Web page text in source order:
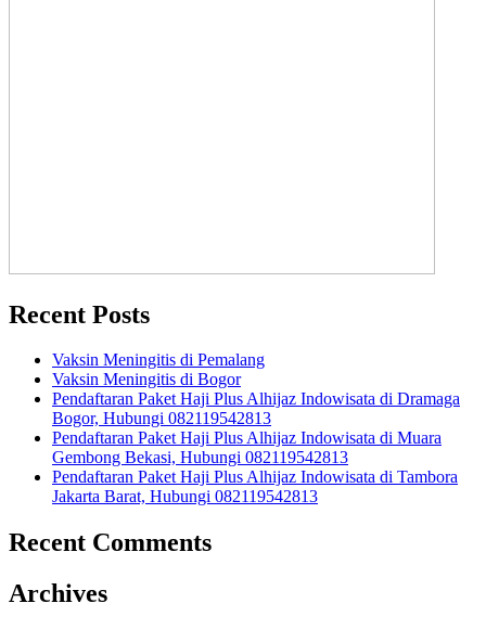
Recent Posts
Vaksin Meningitis di Pemalang
Vaksin Meningitis di Bogor
Pendaftaran Paket Haji Plus Alhijaz Indowisata di Dramaga
Bogor, Hubungi 082119542813
Pendaftaran Paket Haji Plus Alhijaz Indowisata di Muara
Gembong Bekasi, Hubungi 082119542813
Pendaftaran Paket Haji Plus Alhijaz Indowisata di Tambora
Jakarta Barat, Hubungi 082119542813
Recent Comments
Archives